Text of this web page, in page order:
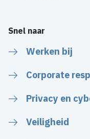
Snel naar
Werken bij
Corporate
Privacy en
Veiligheid